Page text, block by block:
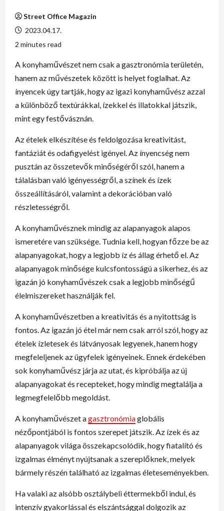
Street Office Magazin
2023.04.17.
2 minutes read
A konyhaművészet nem csak a gasztronómia területén,
hanem az művészetek között is helyet foglalhat. Az
ínyencek úgy tartják, hogy az igazi konyhaművész azzal
a különböző textúrákkal, ízekkel és illatokkal játszik,
mint egy festővásznán.
Az ételek elkészítése és feldolgozása kreativitást,
fantáziát és odafigyelést igényel. Az ínyencség nem
pusztán az összetevők minőségéről szól, hanem a
tálalásban való igényességről, a színek és ízek
összeállításáról, valamint a dekorációban való
részletességről.
A konyhaművésznek mindig az alapanyagok alapos
ismeretére van szüksége. Tudnia kell, hogyan főzze be az
alapanyagokat, hogy a legjobb íz és állag érhető el. Az
alapanyagok minősége kulcsfontosságú a sikerhez, és az
igazán jó konyhaművészek csak a legjobb minőségű
élelmiszereket használják fel.
A konyhaművészetben a kreativitás és a nyitottság is
fontos. Az igazán jó étel már nem csak arról szól, hogy az
ételek ízletesek és látványosak legyenek, hanem hogy
megfeleljenek az ügyfelek igényeinek. Ennek érdekében
sok konyhaművész járja az utat, és kipróbálja az új
alapanyagokat és recepteket, hogy mindig megtalálja a
legmegfelelőbb megoldást.
A konyhaművészet agasztronómiaglobális
nézőpontjából is fontos szerepet játszik. Az ízek és az
alapanyagok világa összekapcsolódik, hogy fiatalító és
izgalmas élményt nyújtsanak a szereplőknek, melyek
bármely részén található az izgalmas életeseményekben.
Ha valaki az alsóbb osztálybeli éttermekből indul, és
intenzív gyakorlással és elszántsággal dolgozik az